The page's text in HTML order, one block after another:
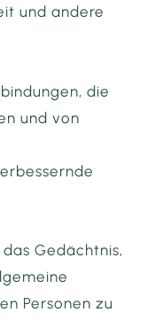
und andere
die
und von
Gedächtnis,
Personen zu